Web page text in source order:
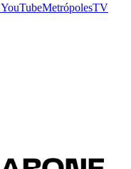
YouTubeMetrópolesTV